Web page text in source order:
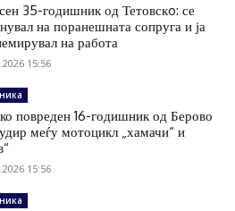
35-годишник од Тетовскo: се
на поранешната сопруга и ја
на работа
15:56
повреден 16-годишник од Берово
меѓу мотоцикл „хамачи“ и
15:56